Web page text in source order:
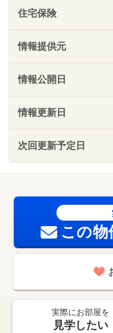
住宅保険
情報提供元
情報公開日
情報更新日
次回更新予定日
この
実際にお部屋を
見学したい